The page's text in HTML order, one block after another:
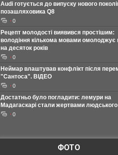
Audi готується до випуску нового
позашляховика Q8
0
Рецепт молодості виявився простішим:
володіння кількома мовами омолоджує
на десяток років
0
Неймар влаштував конфлікт після
"Сантоса". ВІДЕО
0
Достатньо було погладити: лемури на
Мадагаскарі стали жертвами людського
0
ФОТО